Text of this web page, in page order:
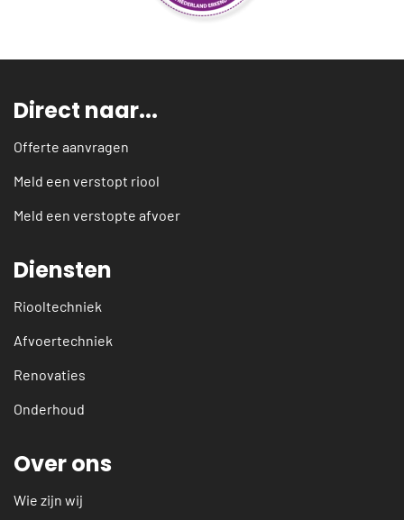
Direct naar...
Offerte aanvragen
Meld een verstopt riool
Meld een verstopte afvoer
Diensten
Riooltechniek
Afvoertechniek
Renovaties
Onderhoud
Over ons
Wie zijn wij